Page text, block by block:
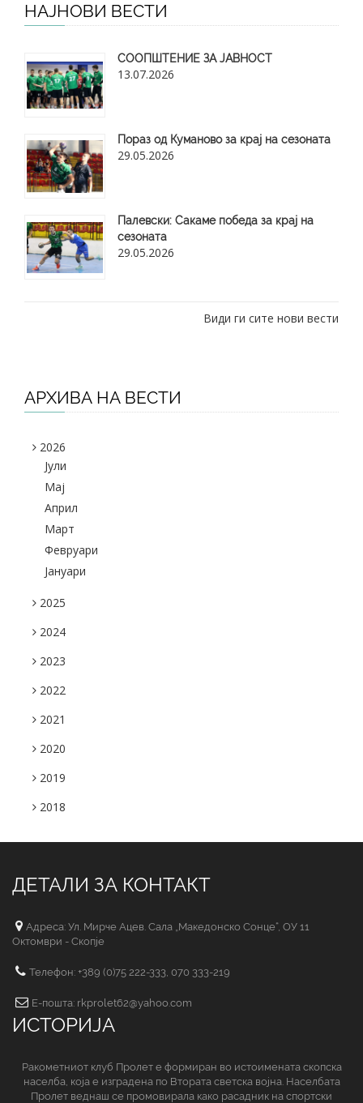
НАЈНОВИ ВЕСТИ
СООПШТЕНИЕ ЗА ЈАВНОСТ
13.07.2026
Пораз од Куманово за крај на сезоната
29.05.2026
​Палевски: Сакаме победа за крај на
сезоната
29.05.2026
Види ги сите нови вести
АРХИВА НА ВЕСТИ
2026
Јули
Maj
Април
Март
Февруари
Јануари
2025
2024
2023
2022
2021
2020
2019
2018
ДЕТАЛИ ЗА КОНТАКТ
Адреса: Ул. Мирче Ацев. Сала „Македонско Сонце“, ОУ 11
Октомври - Скопје
Телефон: +389 (0)75 222-333, 070 333-219
Е-пошта: rkprolet62@yahoo.com
ИСТОРИЈА
Ракометниот клуб Пролет е формиран во истоимената скопска
населба, која е изградена по Втората светска војна. Населбата
Пролет веднаш се промовирала како расадник на спортски